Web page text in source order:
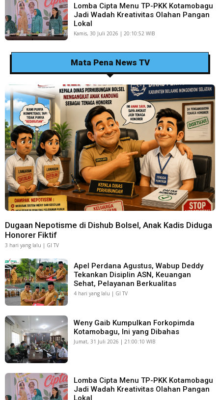
Lomba Cipta Menu TP-PKK Kotamobagu
Jadi Wadah Kreativitas Olahan Pangan
Lokal
Kamis, 30 Juli 2026 | 20:10:52 WIB
Mata Pena News TV
Dugaan Nepotisme di Dishub Bolsel, Anak Kadis Diduga
Honorer Fiktif
3 hari yang lalu | GI TV
Apel Perdana Agustus, Wabup Deddy
Tekankan Disiplin ASN, Keuangan
Sehat, Pelayanan Berkualitas
4 hari yang lalu | GI TV
Weny Gaib Kumpulkan Forkopimda
Kotamobagu, Ini yang Dibahas
Jumat, 31 Juli 2026 | 21:00:10 WIB
Lomba Cipta Menu TP-PKK Kotamobagu
Jadi Wadah Kreativitas Olahan Pangan
Lokal